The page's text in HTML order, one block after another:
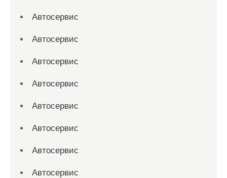
Автосервис
Автосервис
Автосервис
Автосервис
Автосервис
Автосервис
Автосервис
Автосервис